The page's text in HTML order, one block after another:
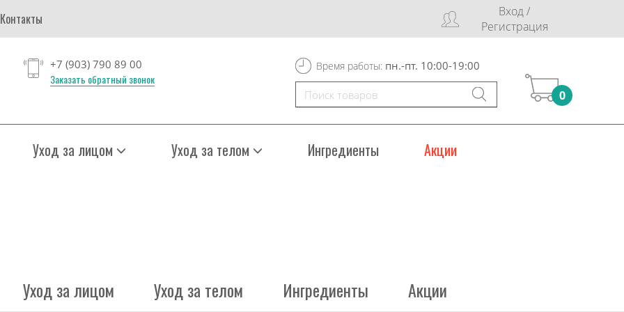
Контакты
Вход /
Регистрация
+7 (903) 790 89 00
Заказать обратный звонок
Время работы: пн.-пт. 10:00-19:00
0
Уход за лицом Уход за телом Ингредиенты Акции
Уход за лицом Уход за телом Ингредиенты Акции